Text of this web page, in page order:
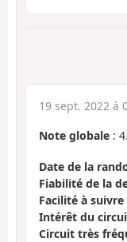
19 sept. 2022 à
Note globale :
Date de la
Fiabilité de la
Facilité à
Intérêt du
Circuit très